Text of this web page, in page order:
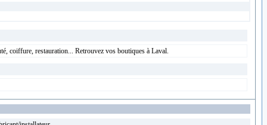
coiffure, restauration... Retrouvez vos boutiques à Laval.